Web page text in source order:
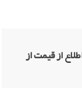
از قیمت از